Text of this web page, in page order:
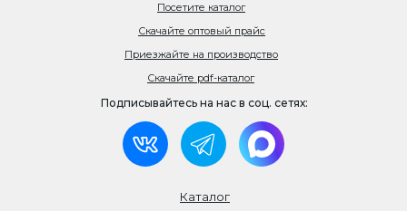
Каталог
Подписывайтесь на нас в соц. сетях:
Посетите каталог
Скачайте оптовый прайс
Приезжайте на производство
Скачайте pdf-каталог